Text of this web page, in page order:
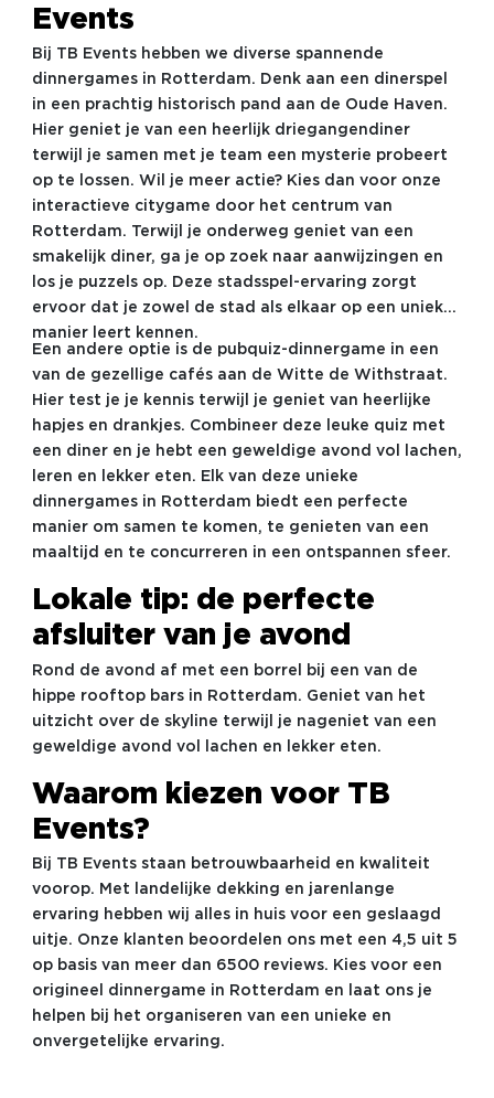
Events
Bij TB Events hebben we diverse spannende
dinnergames in Rotterdam. Denk aan een dinerspel
in een prachtig historisch pand aan de Oude Haven.
Hier geniet je van een heerlijk driegangendiner
terwijl je samen met je team een mysterie probeert
op te lossen. Wil je meer actie? Kies dan voor onze
interactieve citygame door het centrum van
Rotterdam. Terwijl je onderweg geniet van een
smakelijk diner, ga je op zoek naar aanwijzingen en
los je puzzels op. Deze stadsspel-ervaring zorgt
ervoor dat je zowel de stad als elkaar op een unieke
manier leert kennen.
Een andere optie is de pubquiz-dinnergame in een
van de gezellige cafés aan de Witte de Withstraat.
Hier test je je kennis terwijl je geniet van heerlijke
hapjes en drankjes. Combineer deze leuke quiz met
een diner en je hebt een geweldige avond vol lachen,
leren en lekker eten. Elk van deze unieke
dinnergames in Rotterdam biedt een perfecte
manier om samen te komen, te genieten van een
maaltijd en te concurreren in een ontspannen sfeer.
Lokale tip: de perfecte
afsluiter van je avond
Rond de avond af met een borrel bij een van de
hippe rooftop bars in Rotterdam. Geniet van het
uitzicht over de skyline terwijl je nageniet van een
geweldige avond vol lachen en lekker eten.
Waarom kiezen voor TB
Events?
Bij TB Events staan betrouwbaarheid en kwaliteit
voorop. Met landelijke dekking en jarenlange
ervaring hebben wij alles in huis voor een geslaagd
uitje. Onze klanten beoordelen ons met een 4,5 uit 5
op basis van meer dan 6500 reviews. Kies voor een
origineel dinnergame in Rotterdam en laat ons je
helpen bij het organiseren van een unieke en
onvergetelijke ervaring.